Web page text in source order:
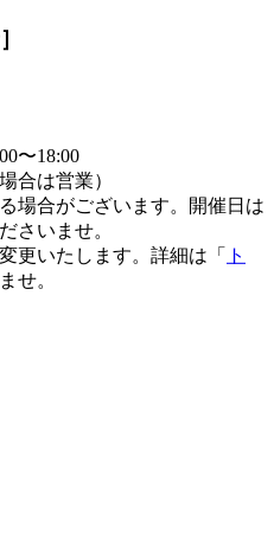
〜18:00
合は営業）
場合がございます。開催日は
さいませ。
更いたします。詳細は「
ト
せ。